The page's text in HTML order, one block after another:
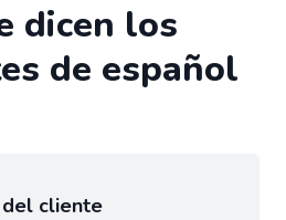
dicen los
de español
cliente